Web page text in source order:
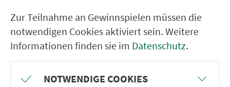
VGN-SOMMER 2026
Mach mit und gewinne einen von 1.000
Zur Teilnahme an Gewinnspielen müssen die
notwendigen Cookies aktiviert sein. Weitere
Informationen finden sie im Datenschutz.
NOTWENDIGE COOKIES